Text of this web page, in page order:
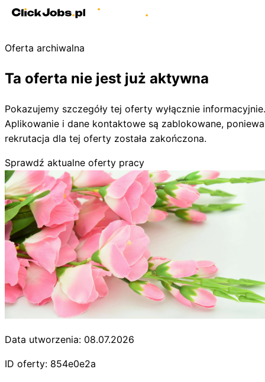
Oferta archiwalna
Ta oferta nie jest już aktywna
Pokazujemy szczegóły tej oferty wyłącznie informacyjnie.
Aplikowanie i dane kontaktowe są zablokowane,
rekrutacja dla tej oferty została zakończona.
Sprawdź aktualne oferty pracy
Data utworzenia: 08.07.2026
ID oferty: 854e0e2a